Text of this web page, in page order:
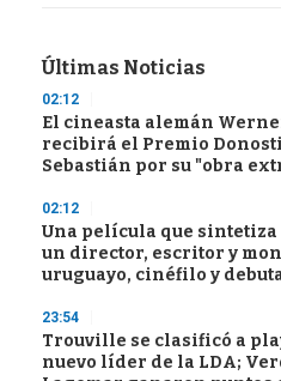
Últimas Noticias
02:12
El cineasta alemán
recibirá el Premio
Sebastián por su "obra
02:12
Una película que sintetiza
un director, escritor y
uruguayo, cinéfilo y
23:54
Trouville se clasificó a
nuevo líder de la LDA;